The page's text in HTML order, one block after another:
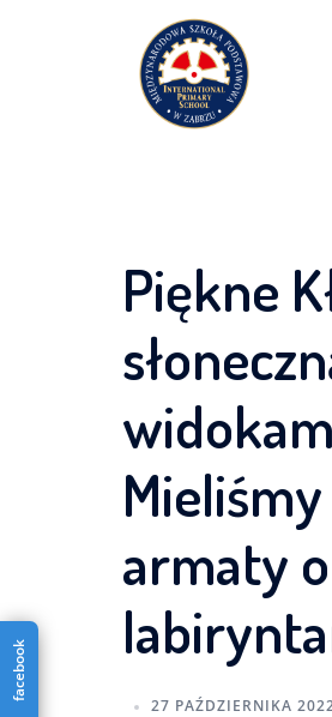
Piękne
armaty
27 PAŹDZIERNIKA
facebook